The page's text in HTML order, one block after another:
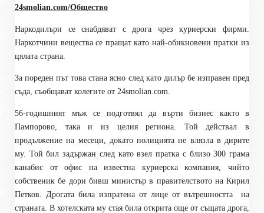
24smolian.com/Общество
Наркодилъри се снабдяват с дрога чрез куриерски фирми.
Наркотчини вещества се пращат като най-обикновени пратки из
цялата страна.
За пореден път това стана ясно след като дилър бе изправен пред
съда, съобщават колегите от 24smolian.com
56-годишният мъж се подготвял да върти бизнес както в
Пампорово, така и из целия региона. Той действал в
продължение на месеци, докато полицията не влязла в дирите
му. Той бил задържан след като взел пратка с близо 300 грама
канабис от офис на известна куриерска компания, чийто
собственик бе дори бивш министър в правителството на Кирил
Петков. Дрогата била изпратена от лице от вътрешността
на
страната. В хотелската му стая била открита още от същата дрога,